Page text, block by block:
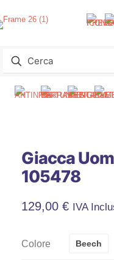
Giacca
105478
129,00 € IVA
Colore Beech